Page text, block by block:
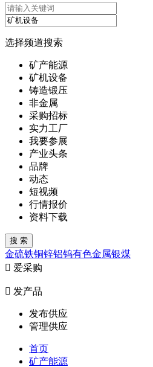
选择频道搜索
矿产能源
矿机设备
铸造锻压
非金属
采购招标
实力工厂
我要参展
产业头条
品牌
动态
短视频
行情报价
资料下载
金硫铁铜锌铝钨有色金属银煤
 爱采购
 发产品
发布供应
管理供应
首页
矿产能源